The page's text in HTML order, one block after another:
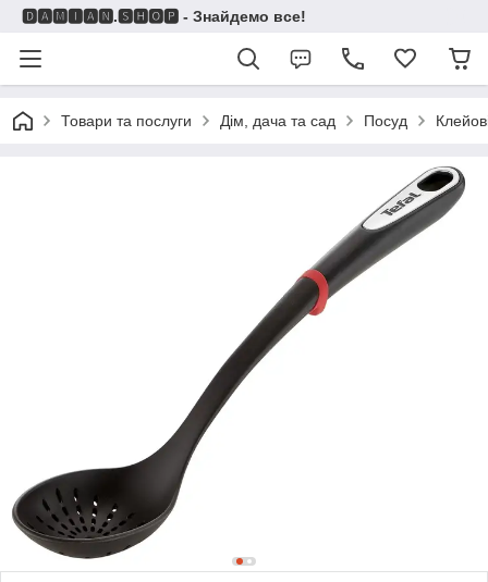
🅳🅰🅼🅸🅰🅽.🆂🅷🅾🅿 - Знайдемо все!
Товари та послуги Дім, дача та сад Посуд